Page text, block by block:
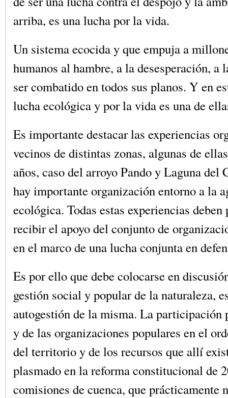
arriba, es una lucha por la vida.
Un sistema ecocida y que empuja a
humanos al hambre, a la desesperación, a
ser combatido en todos sus planos. Y en
lucha ecológica y por la vida es una de
Es importante destacar las experiencias
vecinos de distintas zonas, algunas de
años, caso del arroyo Pando y Laguna del
hay importante organización entorno a la
ecológica. Todas estas experiencias deben
recibir el apoyo del conjunto de
en el marco de una lucha conjunta en
Es por ello que debe colocarse en
gestión social y popular de la naturaleza,
autogestión de la misma. La participación
y de las organizaciones populares en el
del territorio y de los recursos que allí
plasmado en la reforma constitucional de
comisiones de cuenca, que prácticamente